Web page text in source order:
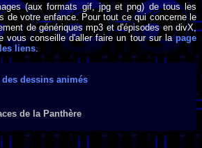
(aux formats gif, jpg et png) de tous les
de votre enfance. Pour tout ce qui concerne le
de génériques mp3 et d'épisodes en divX,
vous conseille d'aller faire un tour sur lapage
les liens
des dessins animés
de la Panthère